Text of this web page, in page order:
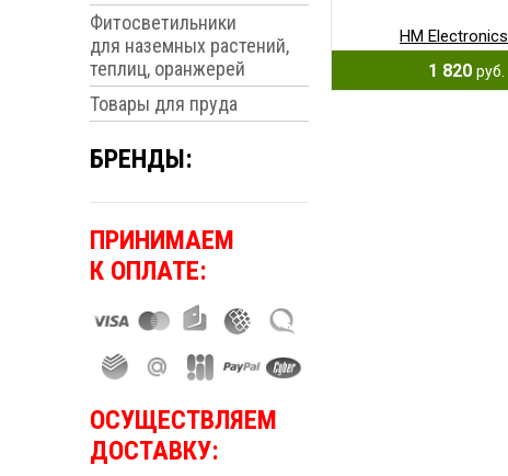
Фитосветильники
для наземных растений,
теплиц, оранжерей
Товары для пруда
БРЕНДЫ:
ПРИНИМАЕМ
К ОПЛАТЕ:
ОСУЩЕСТВЛЯЕМ
ДОСТАВКУ:
HM Electronics
1 820 руб.